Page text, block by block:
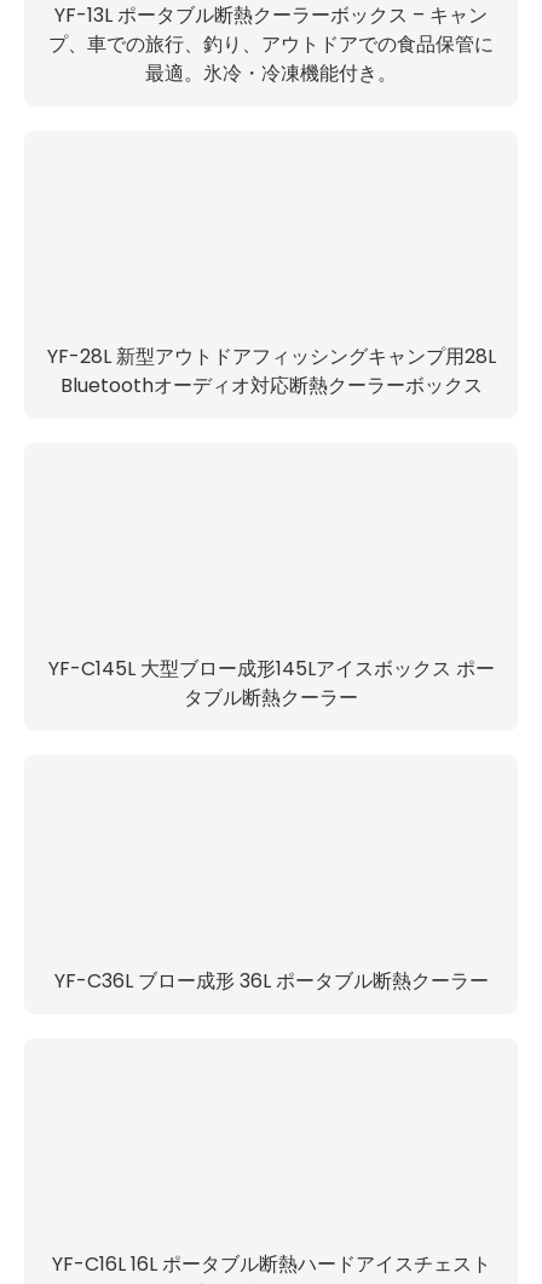
YF-13L ポータブル断熱クーラーボックス – キャン
プ、車での旅行、釣り、アウトドアでの食品保管に
最適。氷冷・冷凍機能付き。
YF-28L 新型アウトドアフィッシングキャンプ用28L
Bluetoothオーディオ対応断熱クーラーボックス
YF-C145L 大型ブロー成形145Lアイスボックス ポー
タブル断熱クーラー
YF-C36L ブロー成形 36L ポータブル断熱クーラー
YF-C16L 16L ポータブル断熱ハードアイスチェスト